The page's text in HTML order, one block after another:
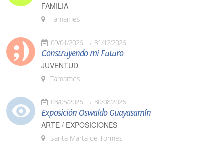
FAMILIA
Tamames
09/01/2026 31/12/2026
Construyendo mi Futuro
JUVENTUD
Tamames
08/05/2026 30/08/2026
Exposición Oswaldo Guayasamín
ARTE / EXPOSICIONES
Santa Marta de Tormes